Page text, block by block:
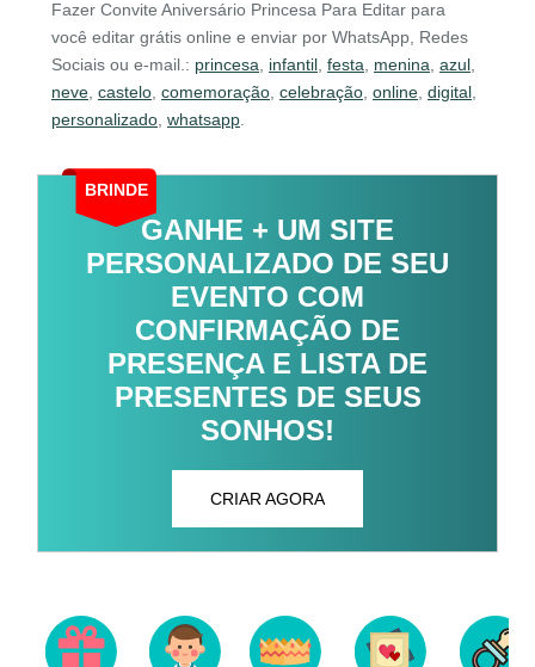
Fazer Convite Aniversário Princesa Para Editar para
você editar grátis online e enviar por WhatsApp, Redes
Sociais ou e-mail.: princesa infantil festa menina azul
neve castelo comemoração celebração online digital
personalizado whatsapp
BRINDE
GANHE + UM SITE
PERSONALIZADO DE SEU
EVENTO COM
CONFIRMAÇÃO DE
PRESENÇA E LISTA DE
PRESENTES DE SEUS
SONHOS!
CRIAR AGORA